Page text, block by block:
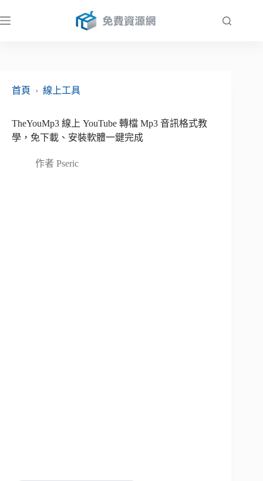
至
首頁
› 線上工具
TheYouMp3 線上 YouTube 轉檔 Mp3 音訊格式教
學，免下載、安裝軟體一鍵完成
作者 Pseric